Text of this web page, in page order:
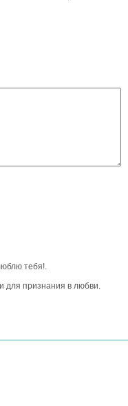
тебя!.
для признания в любви.